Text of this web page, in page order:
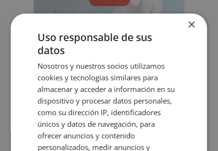
*ACCESO VERSIÓN EDUCATIVA SAP IDES
Valoraciones (1)
TAMBIÉN TE
×
Uso responsable de sus
datos
Nosotros y nuestros socios utilizamos
cookies y tecnologías similares para
almacenar y acceder a información en su
dispositivo y procesar datos personales,
como su dirección IP, identificadores
únicos y datos de navegación, para
ofrecer anuncios y contenido
personalizados, medir anuncios y